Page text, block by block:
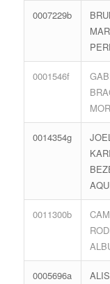
0007229b
0001546f
0014354g
0011300b
0005696a